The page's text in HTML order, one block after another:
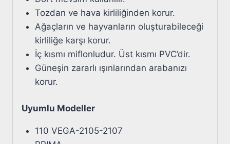
Tozdan ve hava kirliliğinden korur.
Ağaçların ve hayvanların oluşturabileceği
kirliliğe karşı korur.
İç kısmı miflonludur. Üst kısmı PVC’dir.
Güneşin zararlı ışınlarından arabanızı
korur.
Uyumlu Modeller
110 VEGA-2105-2107